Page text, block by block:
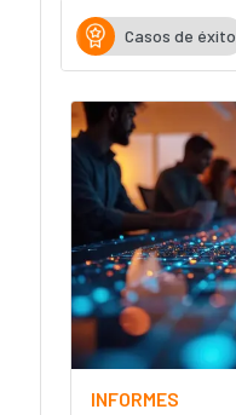
Casos de éxito
INFORMES